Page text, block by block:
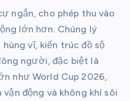
ngắn, cho phép thu vào
lớn hơn. Chúng lý
vĩ, kiến trúc đồ sộ
người, đặc biệt là
như World Cup 2026,
động và không khí sôi